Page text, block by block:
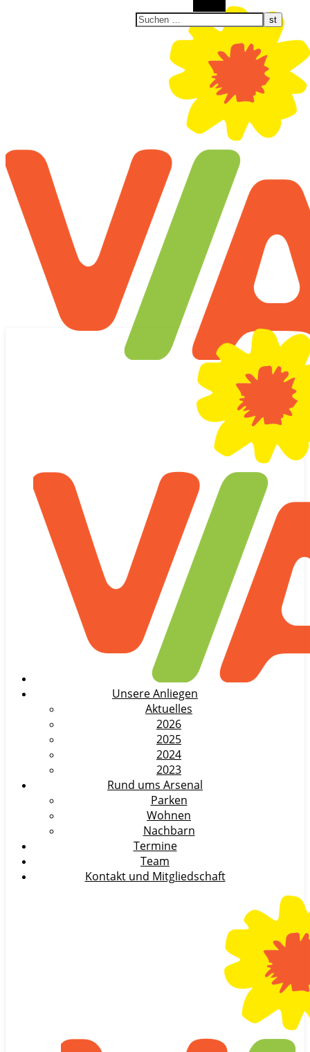
Unsere Anliegen
Aktuelles
2026
2025
2024
2023
Rund ums Arsenal
Parken
Wohnen
Nachbarn
Termine
Team
Kontakt und Mitgliedschaft